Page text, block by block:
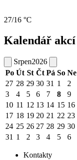
27/16 °C
Kalendář akcí
Srpen2026
Po Út St Čt Pá So Ne
27 28 29 30 31 1
2
3
4 5 6 7 8
9
10 11 12 13 14 15 16
17 18 19 20 21 22 23
24 25 26 27 28 29 30
31 1 2 3 4 5 6
Kontakty